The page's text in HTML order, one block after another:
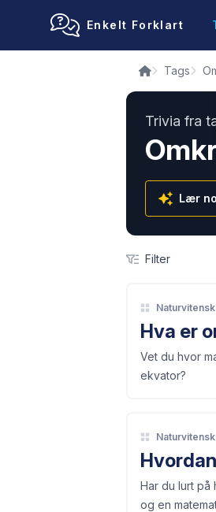
Enkelt Forklart
Tags
Trivia fra
Lær
Filter
Hva er
Vet du hvor
ekvator?
Har du lurt på
og en